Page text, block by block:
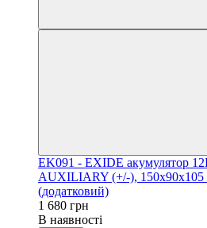
EK091 - EXIDE акумулятор
AUXILIARY (+/-), 150х90х105
(додатковий)
1 680 грн
В наявності